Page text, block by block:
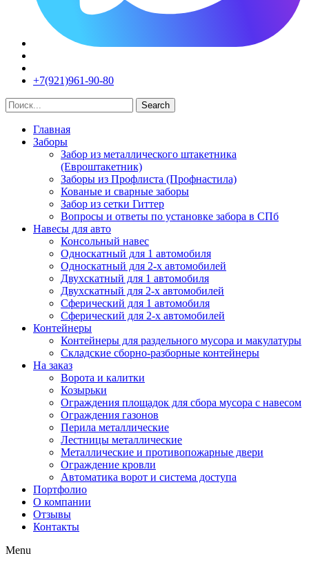
+7(921)961-90-80​
Search
Главная
Заборы
Забор из металлического штакетника
(Евроштакетник)
Заборы из Профлиста (Профнастила)
Кованые и сварные заборы
Забор из сетки Гиттер
Вопросы и ответы по установке забора в СПб
Навесы для авто
Консольный навес
Односкатный для 1 автомобиля
Односкатный для 2-х автомобилей
Двухскатный для 1 автомобиля
Двухскатный для 2-х автомобилей
Сферический для 1 автомобиля
Сферический для 2-х автомобилей
Контейнеры
Контейнеры для раздельного мусора и макулатуры
Складские сборно-разборные контейнеры
На заказ
Ворота и калитки
Козырьки
Ограждения площадок для сбора мусора с навесом
Ограждения газонов
Перила металлические
Лестницы металлические
Металлические и противопожарные двери
Ограждение кровли
Автоматика ворот и система доступа
Портфолио
О компании
Отзывы
Контакты
Menu